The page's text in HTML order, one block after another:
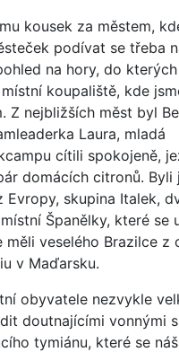
kousek za městem,
podívat se třeba
na hory, do
koupaliště, kde
Z nejbližších měst byl
Laura, mladá
cítili spokojeně,
domácích citronů. Byli
skupina Italek,
Španělky, které se
veselého Brazilce z
v Maďarsku.
obyvatele nezvykle
doutnajícími vonnými
tymiánu, které se